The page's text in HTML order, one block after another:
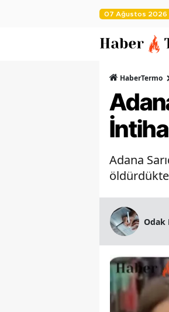
07 Ağustos 2026
HaberTermo
Adana
Odak